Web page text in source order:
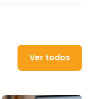
Ver todos